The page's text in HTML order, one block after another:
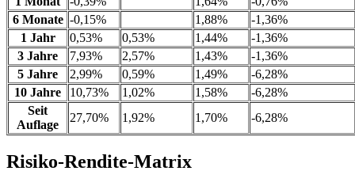
6 Monate -0,15% 1,88%
-1,36%
1 Jahr
0,53% 0,53% 1,44%
-1,36%
3 Jahre
7,93% 2,57% 1,43%
-1,36%
5 Jahre
2,99% 0,59% 1,49%
-6,28%
10 Jahre
10,73% 1,02% 1,58%
-6,28%
Seit
Auflage
27,70% 1,92% 1,70% -6,28%
Risiko-Rendite-Matrix